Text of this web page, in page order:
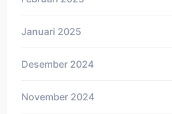
Januari 2025
Desember 2024
November 2024